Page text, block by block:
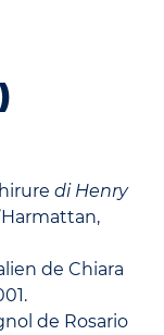
di Henry
de Chiara
de Rosario